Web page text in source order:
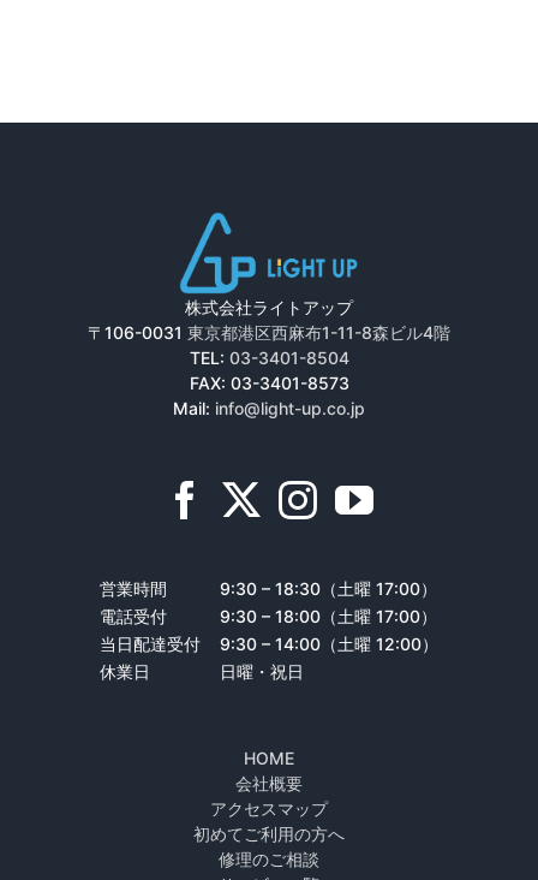
株式会社ライトアップ
〒106-0031 東京都港区西麻布1-11-8森ビル4階
TEL: 03-3401-8504
FAX: 03-3401-8573
Mail: info@light-up.co.jp
営業時間
9:30 – 18:30（土曜 17:00）
電話受付
9:30 – 18:00（土曜 17:00）
当日配達受付
9:30 – 14:00（土曜 12:00）
休業日
日曜・祝日
HOME
会社概要
アクセスマップ
初めてご利用の方へ
修理のご相談